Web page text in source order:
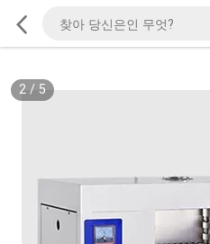
2/ 5